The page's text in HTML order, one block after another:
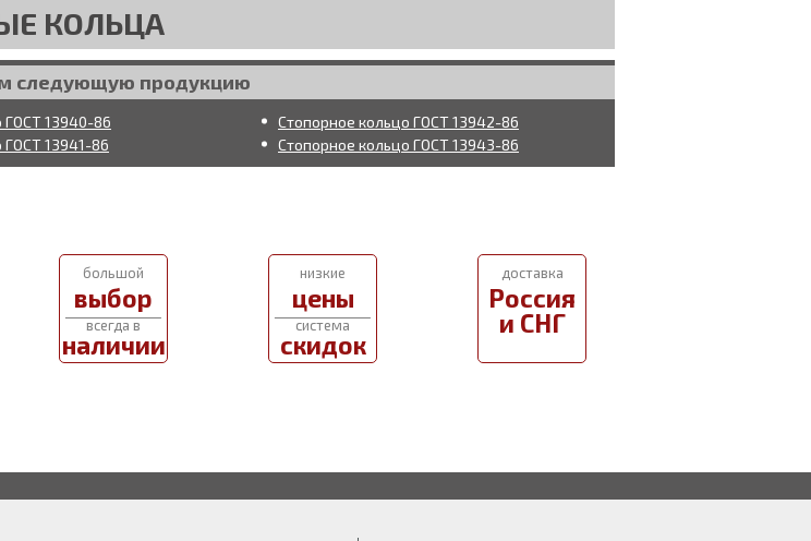
КОЛЬЦА
следующую продукцию
ГОСТ 13940-86
ГОСТ 13941-86
Стопорное кольцо ГОСТ 13942-86
Стопорное кольцо ГОСТ 13943-86
большой
выбор
всегда в
наличии
низкие
цены
система
скидок
доставка
Россия
и СНГ